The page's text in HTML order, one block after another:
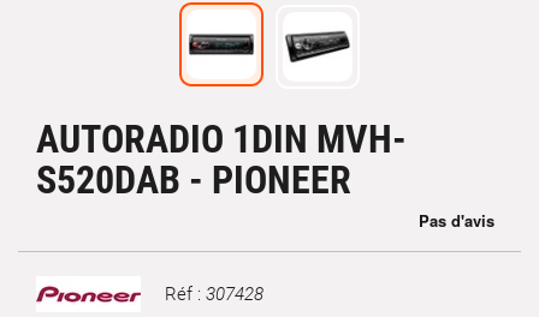
AUTORADIO 1DIN MVH-
S520DAB - PIONEER
Marque Réf : 307428